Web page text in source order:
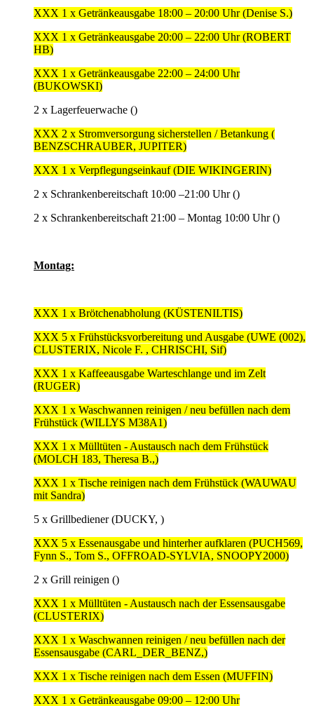
XXX 1 x Getränkeausgabe 18:00 – 20:00 Uhr (Denise S.)
XXX 1 x Getränkeausgabe 20:00 – 22:00 Uhr (ROBERT
HB)
XXX 1 x Getränkeausgabe 22:00 – 24:00 Uhr
(BUKOWSKI)
2 x Lagerfeuerwache ()
XXX 2 x Stromversorgung sicherstellen / Betankung (
BENZSCHRAUBER, JUPITER)
XXX 1 x Verpflegungseinkauf (DIE WIKINGERIN)
2 x Schrankenbereitschaft 10:00 –21:00 Uhr ()
2 x Schrankenbereitschaft 21:00 – Montag 10:00 Uhr ()
Montag:
XXX 1 x Brötchenabholung (KÜSTENILTIS)
XXX 5 x Frühstücksvorbereitung und Ausgabe (UWE (002),
CLUSTERIX, Nicole F. , CHRISCHI, Sif)
XXX 1 x Kaffeeausgabe Warteschlange und im Zelt
(RUGER)
XXX 1 x Waschwannen reinigen / neu befüllen nach dem
Frühstück (WILLYS M38A1)
XXX 1 x Mülltüten - Austausch nach dem Frühstück
(MOLCH 183, Theresa B.,)
XXX 1 x Tische reinigen nach dem Frühstück (WAUWAU
mit Sandra)
5 x Grillbediener (DUCKY, )
XXX 5 x Essenausgabe und hinterher aufklaren (PUCH569,
Fynn S., Tom S., OFFROAD-SYLVIA, SNOOPY2000)
2 x Grill reinigen ()
XXX 1 x Mülltüten - Austausch nach der Essensausgabe
(CLUSTERIX)
XXX 1 x Waschwannen reinigen / neu befüllen nach der
Essensausgabe (CARL_DER_BENZ,)
XXX 1 x Tische reinigen nach dem Essen (MUFFIN)
XXX 1 x Getränkeausgabe 09:00 – 12:00 Uhr